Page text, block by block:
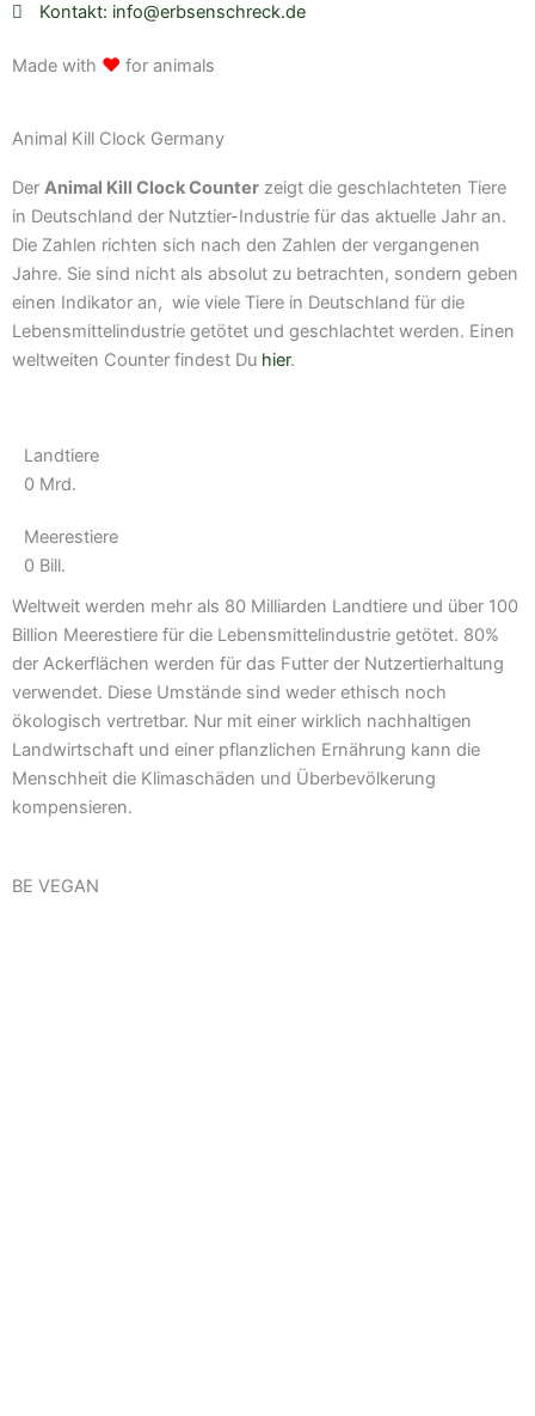
f
y
s
t
g
r
a
b
b
Kontakt: info@erbsenschreck.de
Made with ♥ for animals
Animal Kill Clock Germany
Der Animal Kill Clock Counter zeigt die geschlachteten Tiere
in Deutschland der Nutztier-Industrie für das aktuelle Jahr an.
Die Zahlen richten sich nach den Zahlen der vergangenen
Jahre. Sie sind nicht als absolut zu betrachten, sondern geben
einen Indikator an, wie viele Tiere in Deutschland für die
Lebensmittelindustrie getötet und geschlachtet werden. Einen
weltweiten Counter findest Du hier.
Landtiere
0 Mrd.
Meerestiere
0 Bill.
Weltweit werden mehr als 80 Milliarden Landtiere und über 100
Billion Meerestiere für die Lebensmittelindustrie getötet. 80%
der Ackerflächen werden für das Futter der Nutzertierhaltung
verwendet. Diese Umstände sind weder ethisch noch
ökologisch vertretbar. Nur mit einer wirklich nachhaltigen
Landwirtschaft und einer pflanzlichen Ernährung kann die
Menschheit die Klimaschäden und Überbevölkerung
kompensieren.
BE VEGAN